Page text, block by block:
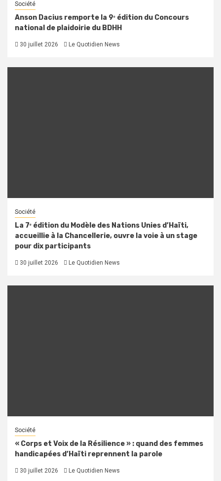
Société
Anson Dacius remporte la 9ᵉ édition du Concours
national de plaidoirie du BDHH
30 juillet 2026 Le Quotidien News
Société
La 7ᵉ édition du Modèle des Nations Unies d’Haïti,
accueillie à la Chancellerie, ouvre la voie à un stage
pour dix participants
30 juillet 2026 Le Quotidien News
Société
« Corps et Voix de la Résilience » : quand des femmes
handicapées d’Haïti reprennent la parole
30 juillet 2026 Le Quotidien News